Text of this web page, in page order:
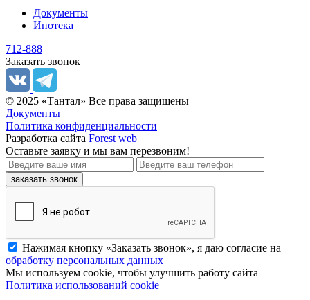
Документы
Ипотека
712-888
Заказать звонок
© 2025 «Тантал» Все права защищены
Документы
Политика конфиденциальности
Разработка сайта Forest web
Оставьте заявку и мы вам перезвоним!
заказать звонок
Нажимая кнопку «Заказать звонок», я даю согласие на
обработку персональных данных
Мы используем cookie, чтобы улучшить работу сайта
Политика использований cookie